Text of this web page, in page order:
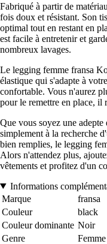
Fabriqué à partir de
fois doux et résistant. Son
optimal tout en restant en
est facile à entretenir et
nombreux lavages.
Le legging femme fransa
élastique qui s'adapte à
confortable. Vous n'aurez
pour le remettre en place, il
Que vous soyez une
simplement à la recherche
bien remplies, le legging
Alors n'attendez plus,
vêtements et profitez d'un
Informations
Marque
fransa
Couleur
black
Couleur dominante Noir
Genre
Femme